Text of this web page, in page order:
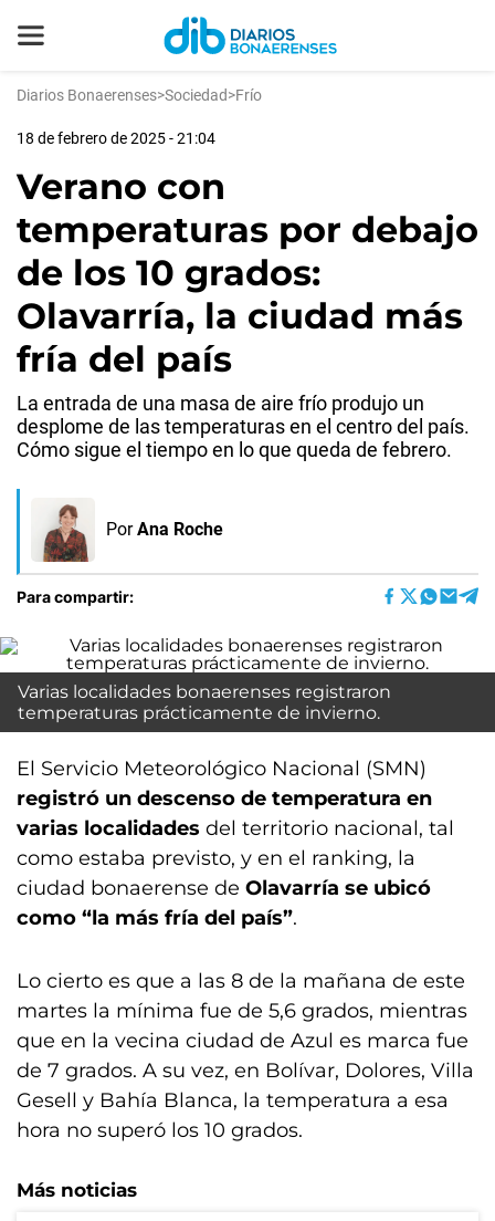
Diarios Bonaerenses>Sociedad>Frío
18 de febrero de 2025 - 21:04
Verano con
temperaturas por debajo
de los 10 grados:
Olavarría, la ciudad más
fría del país
La entrada de una masa de aire frío produjo un
desplome de las temperaturas en el centro del país.
Cómo sigue el tiempo en lo que queda de febrero.
Por Ana Roche
Para compartir:
Varias localidades bonaerenses registraron
temperaturas prácticamente de invierno.
El Servicio Meteorológico Nacional (SMN)
registró un descenso de temperatura en
varias localidades del territorio nacional, tal
como estaba previsto, y en el ranking, la
ciudad bonaerense de Olavarría se ubicó
como “la más fría del país”.
Lo cierto es que a las 8 de la mañana de este
martes la mínima fue de 5,6 grados, mientras
que en la vecina ciudad de Azul es marca fue
de 7 grados. A su vez, en Bolívar, Dolores, Villa
Gesell y Bahía Blanca, la temperatura a esa
hora no superó los 10 grados.
Más noticias